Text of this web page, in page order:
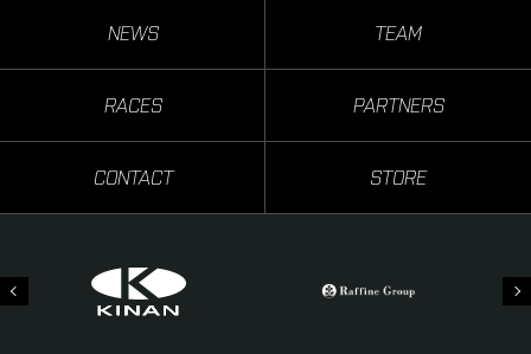
NEWS TEAM
RACES PARTNERS
CONTACT STORE